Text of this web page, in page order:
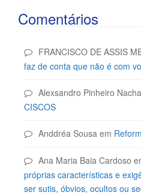
Comentários
FRANCISCO DE ASSIS
faz de conta que não é com
Alexsandro Pinheiro
CISCOS
Anddréa Sousa em
Ana Maria Baia Cardoso
próprias características e
ser sutis, óbvios, ocultos ou